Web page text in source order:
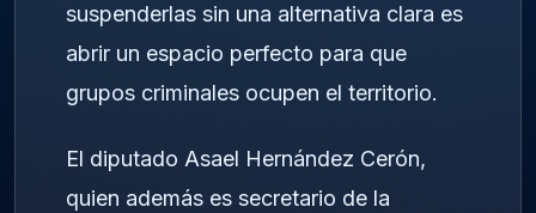
suspenderlas sin una alternativa clara es
abrir un espacio perfecto para que
grupos criminales ocupen el territorio.
El diputado Asael Hernández Cerón,
quien además es secretario de la